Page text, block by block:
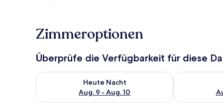
Zimmeroptionen
Überprüfe die Verfügbarkeit für diese
Heute Nacht
Aug. 9 - Aug. 10
Überprüfe die Verfügbarkeit für heute Nacht, Aug. 9
Überprüfe